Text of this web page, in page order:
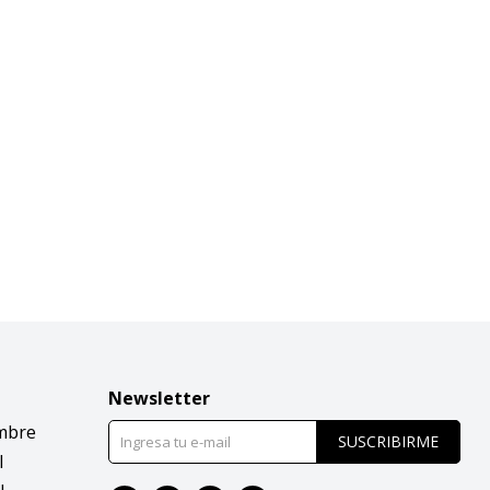
Newsletter
SUSCRIBIRME